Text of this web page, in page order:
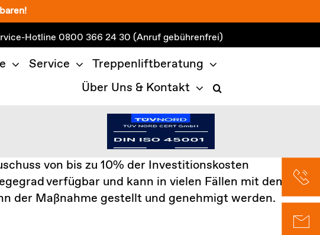
Hotline0800 366 24 30 (Anruf gebührenfrei)
Service
Treppenliftberatung
Über Uns & Kontakt
von bis zu 10% der Investitionskosten
verfügbar und kann in vielen Fällen mit dem
der Maßnahme gestellt und genehmigt werden.